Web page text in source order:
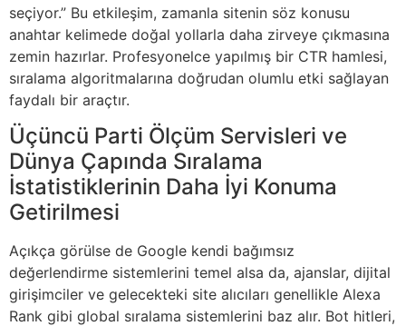
seçiyor.” Bu etkileşim, zamanla sitenin söz konusu
anahtar kelimede doğal yollarla daha zirveye çıkmasına
zemin hazırlar. Profesyonelce yapılmış bir CTR hamlesi,
sıralama algoritmalarına doğrudan olumlu etki sağlayan
faydalı bir araçtır.
Üçüncü Parti Ölçüm Servisleri ve
Dünya Çapında Sıralama
İstatistiklerinin Daha İyi Konuma
Getirilmesi
Açıkça görülse de Google kendi bağımsız
değerlendirme sistemlerini temel alsa da, ajanslar, dijital
girişimciler ve gelecekteki site alıcıları genellikle Alexa
Rank gibi global sıralama sistemlerini baz alır. Bot hitleri,